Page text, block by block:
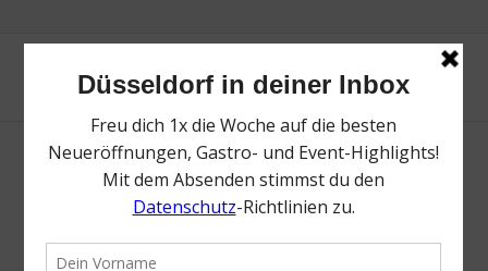
Monheim am Rhein | Mitte Shopping |